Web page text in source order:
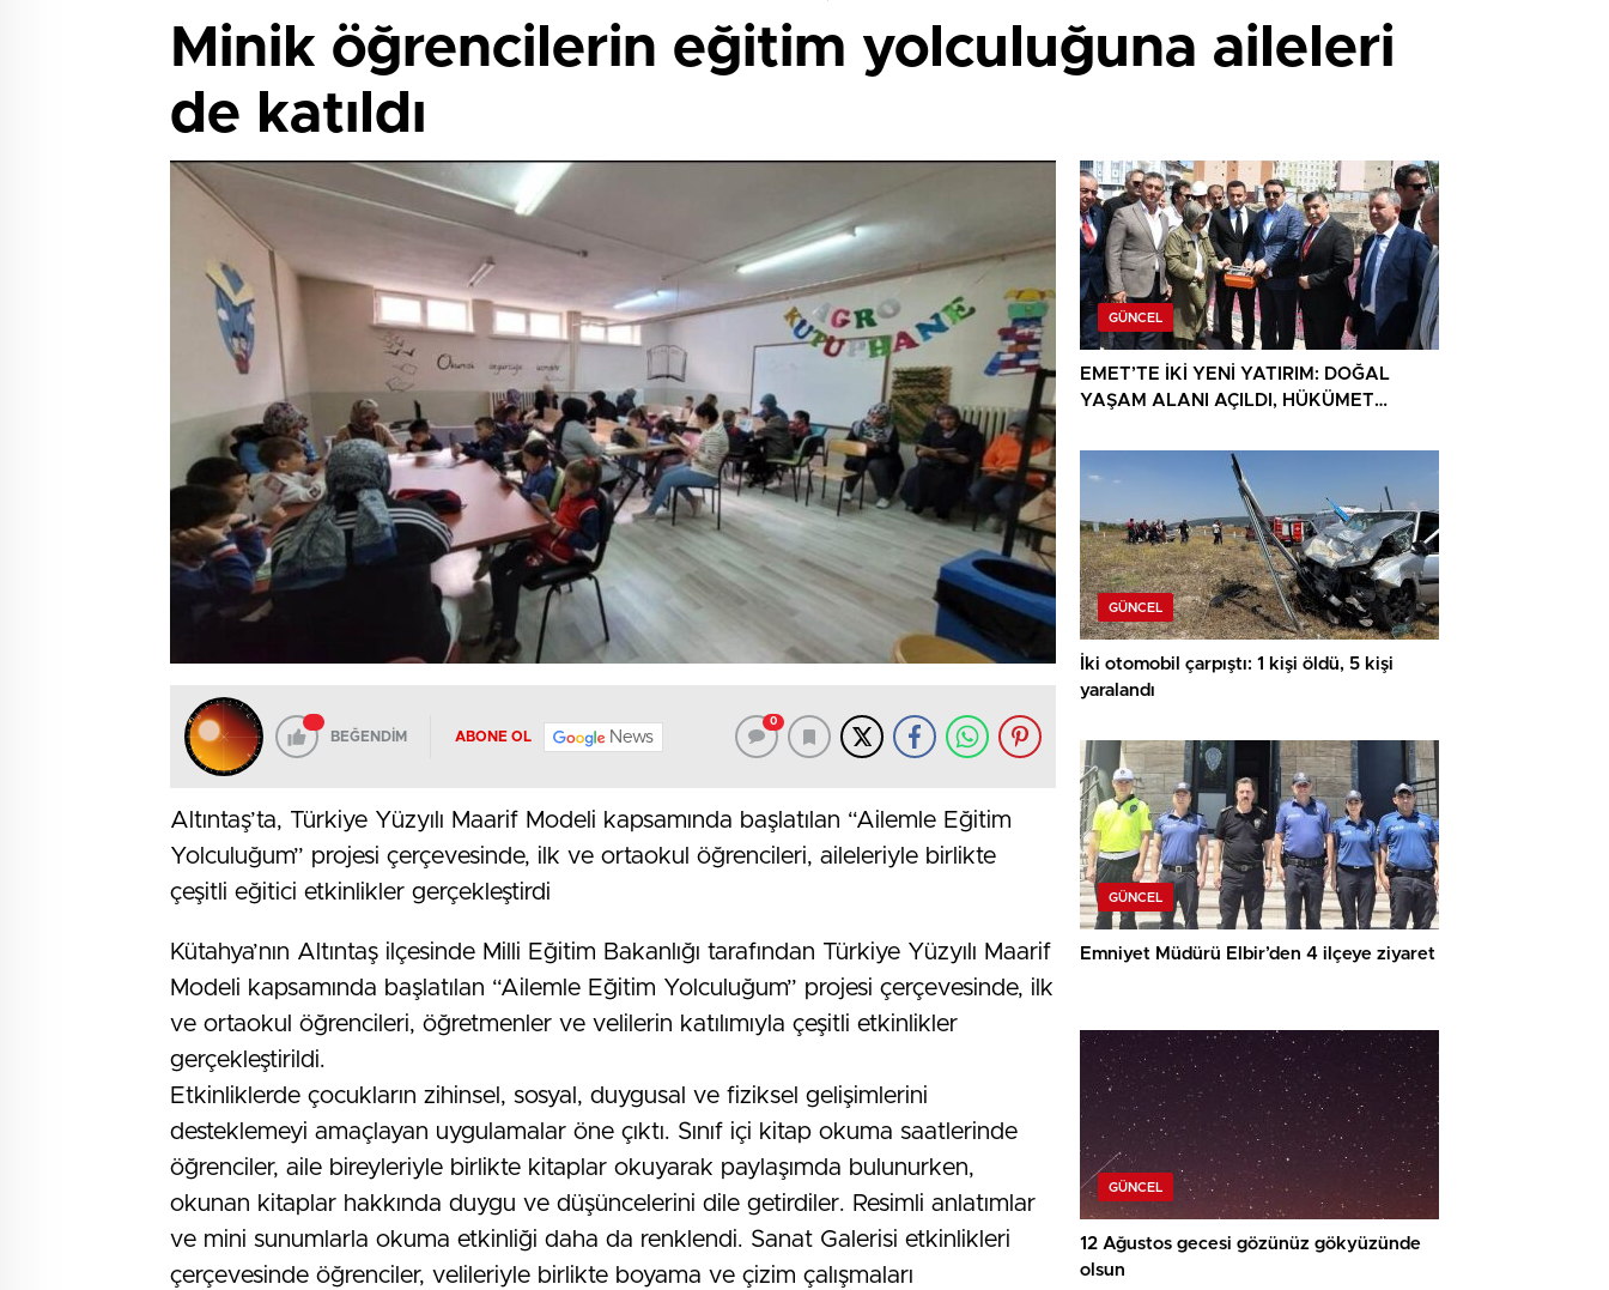
Minik öğrencilerin eğitim yolculuğuna aileleri
de katıldı
BEĞENDİM ABONE OL News
0
Altıntaş’ta, Türkiye Yüzyılı Maarif Modeli kapsamında başlatılan “Ailemle Eğitim
Yolculuğum” projesi çerçevesinde, ilk ve ortaokul öğrencileri, aileleriyle birlikte
çeşitli eğitici etkinlikler gerçekleştirdi
Kütahya’nın Altıntaş ilçesinde Milli Eğitim Bakanlığı tarafından Türkiye Yüzyılı Maarif
Modeli kapsamında başlatılan “Ailemle Eğitim Yolculuğum” projesi çerçevesinde, ilk
ve ortaokul öğrencileri, öğretmenler ve velilerin katılımıyla çeşitli etkinlikler
gerçekleştirildi.
Etkinliklerde çocukların zihinsel, sosyal, duygusal ve fiziksel gelişimlerini
desteklemeyi amaçlayan uygulamalar öne çıktı. Sınıf içi kitap okuma saatlerinde
öğrenciler, aile bireyleriyle birlikte kitaplar okuyarak paylaşımda bulunurken,
okunan kitaplar hakkında duygu ve düşüncelerini dile getirdiler. Resimli anlatımlar
ve mini sunumlarla okuma etkinliği daha da renklendi. Sanat Galerisi etkinlikleri
çerçevesinde öğrenciler, velileriyle birlikte boyama ve çizim çalışmaları
GÜNCEL
EMET’TE İKİ YENİ YATIRIM: DOĞAL
YAŞAM ALANI AÇILDI, HÜKÜMET
GÜNCEL
İki otomobil çarpıştı: 1 kişi öldü, 5 kişi
yaralandı
GÜNCEL
Emniyet Müdürü Elbir’den 4 ilçeye ziyaret
GÜNCEL
12 Ağustos gecesi gözünüz gökyüzünde
olsun